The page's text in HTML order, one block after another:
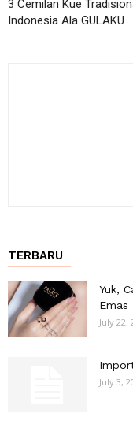
3 Cemilan Kue
Indonesia Ala GULAKU
TERBARU
Yuk,
Emas
July 22,
July 3,